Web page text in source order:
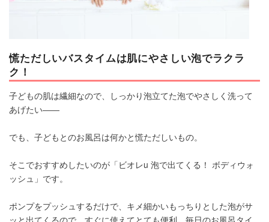
慌ただしいバスタイムは肌にやさしい泡でラクラ
ク！
子どもの肌は繊細なので、しっかり泡立てた泡でやさしく洗って
あげたい――
でも、子どもとのお風呂は何かと慌ただしいもの。
そこでおすすめしたいのが「ビオレu 泡で出てくる！ ボディウォ
ッシュ」です。
ポンプをプッシュするだけで、キメ細かいもっちりとした泡がサ